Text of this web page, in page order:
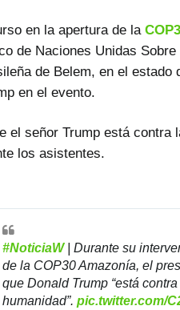
en la apertura de la
de Naciones Unidas
de Belem, en el
en el evento.
el señor Trump está contra
los asistentes.
#NoticiaW| Durante su
de la COP30 Amazonía, el
que Donald Trump “está contra
humanidad”.pic.twitter.com/